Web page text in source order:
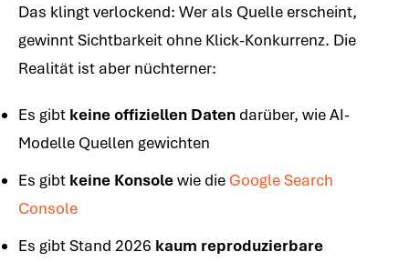
Das klingt verlockend: Wer als Quelle erscheint,
gewinnt Sichtbarkeit ohne Klick-Konkurrenz. Die
Realität ist aber nüchterner:
Es gibt keine offiziellen Daten darüber, wie AI-
Modelle Quellen gewichten
Es gibt keine Konsolewie die Google Search
Console
Es gibt Stand 2026 kaum reproduzierbare